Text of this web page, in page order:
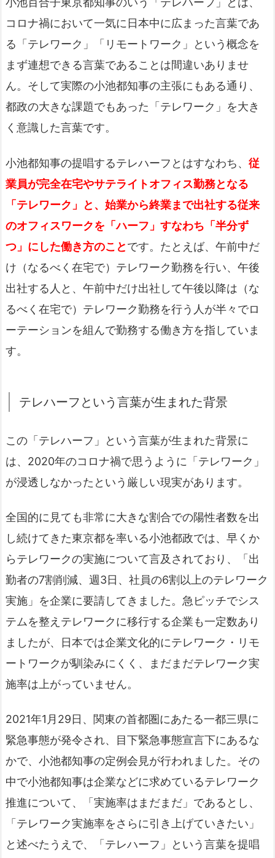
コロナ禍において一気に日本中に広まった言葉であ
る「テレワーク」「リモートワーク」という概念を
まず連想できる言葉であることは間違いありませ
ん。そして実際の小池都知事の主張にもある通り、
都政の大きな課題でもあった「テレワーク」を大き
く意識した言葉です。
小池都知事の提唱するテレハーフとはすなわち、 従
業員が完全在宅やサテライトオフィス勤務となる
「テレワーク」と、始業から終業まで出社する従来
のオフィスワークを「ハーフ」すなわち「半分ず
つ」にした働き方のことです。たとえば、午前中だ
け（なるべく在宅で）テレワーク勤務を行い、午後
出社する人と、午前中だけ出社して午後以降は（な
るべく在宅で）テレワーク勤務を行う人が半々でロ
ーテーションを組んで勤務する働き方を指していま
す。
テレハーフという言葉が生まれた背景
この「テレハーフ」という言葉が生まれた背景に
は、2020年のコロナ禍で思うように「テレワーク」
が浸透しなかったという厳しい現実があります。
全国的に見ても非常に大きな割合での陽性者数を出
し続けてきた東京都を率いる小池都政では、早くか
らテレワークの実施について言及されており、「出
勤者の7割削減、週3日、社員の6割以上のテレワーク
実施」を企業に要請してきました。急ピッチでシス
テムを整えテレワークに移行する企業も一定数あり
ましたが、日本では企業文化的にテレワーク・リモ
ートワークが馴染みにくく、まだまだテレワーク実
施率は上がっていません。
2021年1月29日、関東の首都圏にあたる一都三県に
緊急事態が発令され、目下緊急事態宣言下にあるな
かで、小池都知事の定例会見が行われました。その
中で小池都知事は企業などに求めているテレワーク
推進について、「実施率はまだまだ」であるとし、
「テレワーク実施率をさらに引き上げていきたい」
と述べたうえで、「テレハーフ」という言葉を提唱